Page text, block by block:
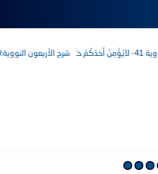
لِمَا جِئْتُ بِهِ شرح الأربعون النووية:40- كُنْ فِي الدُّنْيَا كَأَنَّكَ غَرِيْبٌ